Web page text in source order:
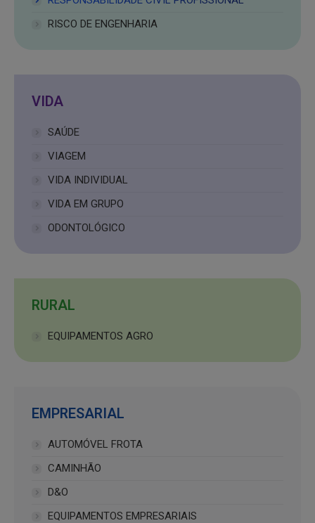
RISCO DE ENGENHARIA
VIDA
SAÚDE
VIAGEM
VIDA INDIVIDUAL
VIDA EM GRUPO
ODONTOLÓGICO
RURAL
EQUIPAMENTOS AGRO
EMPRESARIAL
AUTOMÓVEL FROTA
CAMINHÃO
D&O
EQUIPAMENTOS EMPRESARIAIS